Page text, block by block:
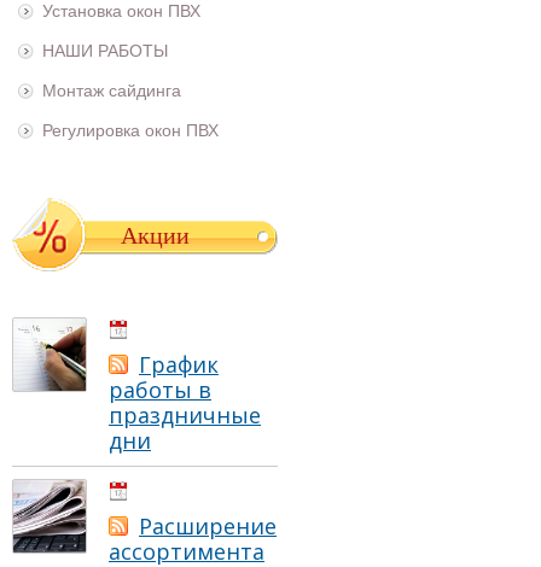
Установка окон ПВХ
НАШИ РАБОТЫ
Монтаж сайдинга
Регулировка окон ПВХ
Акции
График
работы в
праздничные
дни
Расширение
ассортимента